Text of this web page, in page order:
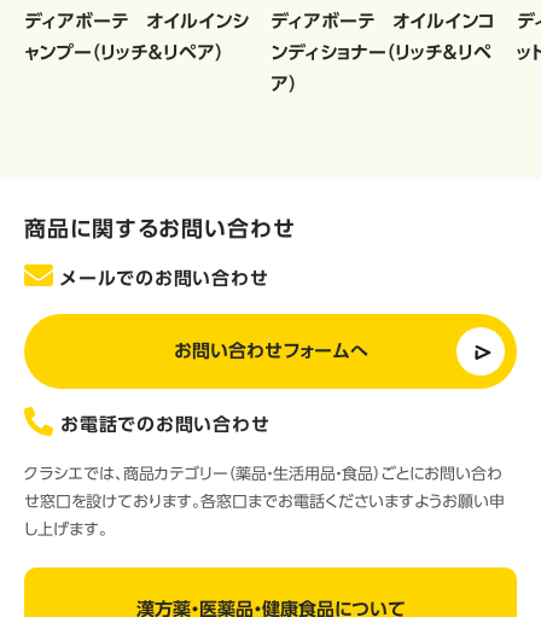
ディアボーテ オイルインシ
ャンプー（リッチ＆リペア）
ディアボーテ オイルインコ
ンディショナー（リッチ＆リペ
ア）
デ
ッ
商品に関するお問い合わせ
メールでのお問い合わせ
お問い合わせフォームへ
お電話でのお問い合わせ
クラシエでは、商品カテゴリー（薬品・生活用品・食品）ごとにお問い合わ
せ窓口を設けております。各窓口までお電話くださいますようお願い申
し上げます。
漢方薬・医薬品・健康食品について